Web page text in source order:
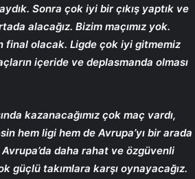
Sonra çok iyi bir çıkış yaptık ve
alacağız. Bizim maçımız yok.
final olacak. Ligde çok iyi gitmemiz
içeride ve deplasmanda olması
kazanacağımız çok maç vardı,
hem ligi hem de Avrupa’yı bir arada
daha rahat ve özgüvenli
güçlü takımlara karşı oynayacağız.